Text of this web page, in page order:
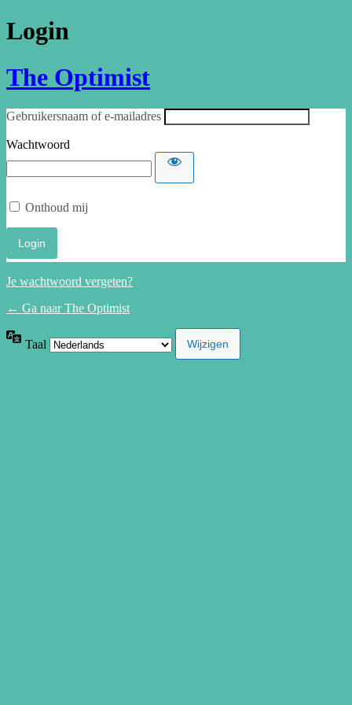
Login
The Optimist
Gebruikersnaam of e-mailadres
Wachtwoord
Onthoud mij
Je wachtwoord vergeten?
← Ga naar The Optimist
Taal